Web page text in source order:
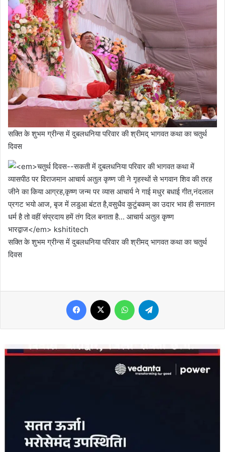
सक्ति के शुभम ग्रीन्स में दुबलधनिया परिवार की श्रीमद् भागवत कथा का चतुर्थ
दिवस
सक्ति के शुभम ग्रीन्स में दुबलधनिया परिवार की श्रीमद् भागवत कथा का चतुर्थ
दिवस
Facebook WhatsApp